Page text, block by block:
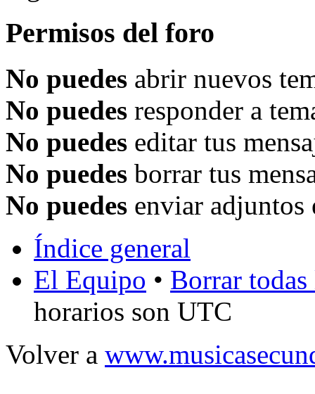
Permisos del foro
No puedes abrir nuevos
No puedes responder a
No puedes editar tus
No puedes borrar tus
No puedes enviar adjuntos
Índice general
El Equipo • Borrar
horarios son UTC
Volver a